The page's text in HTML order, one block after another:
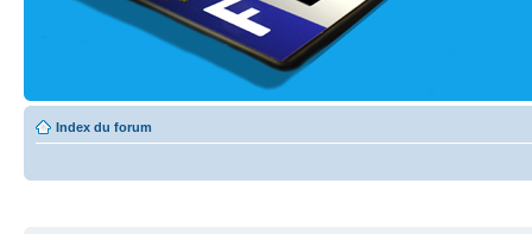
Index du forum